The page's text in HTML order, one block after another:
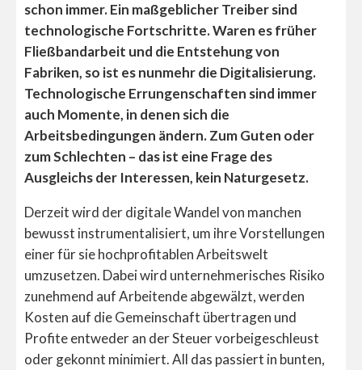
schon immer. Ein maßgeblicher Treiber sind
technologische Fortschritte. Waren es früher
Fließbandarbeit und die Entstehung von
Fabriken, so ist es nunmehr die Digitalisierung.
Technologische Errungenschaften sind immer
auch Momente, in denen sich die
Arbeitsbedingungen ändern. Zum Guten oder
zum Schlechten – das ist eine Frage des
Ausgleichs der Interessen, kein Naturgesetz.
Derzeit wird der digitale Wandel von manchen
bewusst instrumentalisiert, um ihre Vorstellungen
einer für sie hochprofitablen Arbeitswelt
umzusetzen. Dabei wird unternehmerisches Risiko
zunehmend auf Arbeitende abgewälzt, werden
Kosten auf die Gemeinschaft übertragen und
Profite entweder an der Steuer vorbeigeschleust
oder gekonnt minimiert. All das passiert in bunten,